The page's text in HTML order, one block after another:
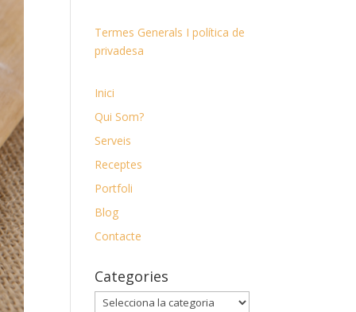
Termes Generals I política de
privadesa
Inici
Qui Som?
Serveis
Receptes
Portfoli
Blog
Contacte
Categories
Categories